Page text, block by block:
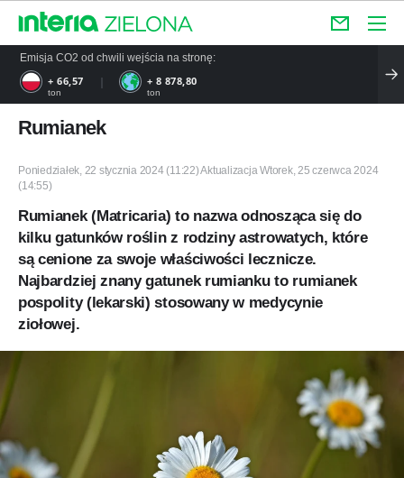
Emisja CO2 od chwili wejścia na stronę:
+ 76,08
ton
+ 10 147
ton
Rumianek
Poniedziałek, 22 stycznia 2024 (11:22) Aktualizacja Wtorek, 25 czerwca 2024
(14:55)
Rumianek (Matricaria) to nazwa odnosząca się do
kilku gatunków roślin z rodziny astrowatych, które
są cenione za swoje właściwości lecznicze.
Najbardziej znany gatunek rumianku to rumianek
pospolity (lekarski) stosowany w medycynie
ziołowej.